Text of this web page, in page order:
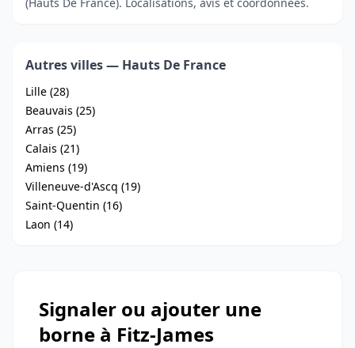
Autres villes — Hauts De France
Lille (28)
Beauvais (25)
Arras (25)
Calais (21)
Amiens (19)
Villeneuve-d'Ascq (19)
Saint-Quentin (16)
Laon (14)
Signaler ou ajouter une
borne à Fitz-James